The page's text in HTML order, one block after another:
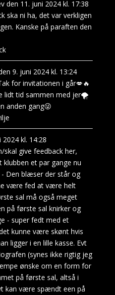
den 11. juni 2024 kl. 17:38
ska ni ha, det var verkligen
Kanske på paraften den
9. juni 2024 kl. 13:24
for invitationen i går💋🔥
lidt tid sammen med jer🌪️
anden gang😜
2024 kl. 14:28
skal give feedback her,
et par gange nu
Den blæser der står og
være fed at være helt
sal må også meget
på første sal knirker og
- super fedt med et
kunne være skønt hvis
ligger i en lille kasse. Evt
(synes ikke rigtig jeg
ønske om en form for
på første sal, altså i
kan være spændt een på